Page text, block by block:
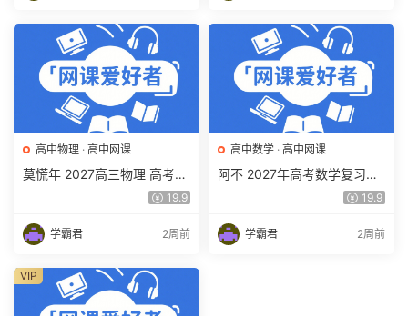
高中物理 · 高中网课
莫慌年 2027高三物理 高考物
19.9
学霸君 2周前
高中数学 · 高中网课
阿不 2027年高考数学复习网
课教程 高三数学 一轮复习视
19.9
学霸君 2周前
VIP